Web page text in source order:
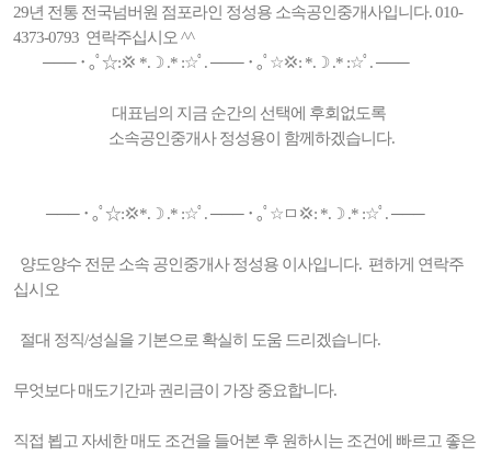
29년 전통 전국넘버원 점포라인 정성용 소속공인중개사입니다. 010-
4373-0793 연락주십시오 ^^
─── ･ ｡ﾟ☆:💢 *.☽ .* :☆ﾟ. ─── ･ ｡ﾟ☆💢: *.☽ .* :☆ﾟ. ───
대표님의 지금 순간의 선택에 후회없도록
소속공인중개사 정성용이 함께하겠습니다.
─── ･ ｡ﾟ☆:💢*.☽ .* :☆ﾟ. ─── ･ ｡ﾟ☆ㅁ💢: *.☽ .* :☆ﾟ. ───
양도양수 전문 소속 공인중개사 정성용 이사입니다. 편하게 연락주
십시오
절대 정직/성실을 기본으로 확실히 도움 드리겠습니다.
무엇보다 매도기간과 권리금이 가장 중요합니다.
직접 뵙고 자세한 매도 조건을 들어본 후 원하시는 조건에 빠르고 좋은